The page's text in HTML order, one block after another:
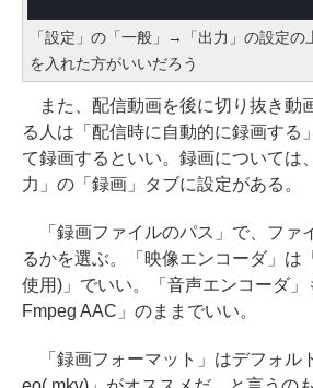
「設定」の「一般」→「出力」の設定の
を入れた方がいいだろう
また、配信動画を後に切り抜き動
る人は「配信時に自動的に録画する
て録画するといい。録画については
力」の「録画」タブに設定がある。
「録画ファイルのパス」で、ファ
るかを選ぶ。「映像エンコーダ」は
使用)」でいい。「音声エンコーダ
Fmpeg AAC」のままでいい。
「録画フォーマット」はデフォル